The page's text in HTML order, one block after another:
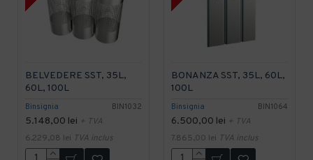
Binsignia BIN1032
BELVEDERE SST, 35L,
60L, 100L
5.148,00 lei + TVA
6.229,08 lei TVA inclus
Binsignia BIN1064
BONANZA SST, 35L, 60L,
100L
6.500,00 lei + TVA
7.865,00 lei TVA inclus